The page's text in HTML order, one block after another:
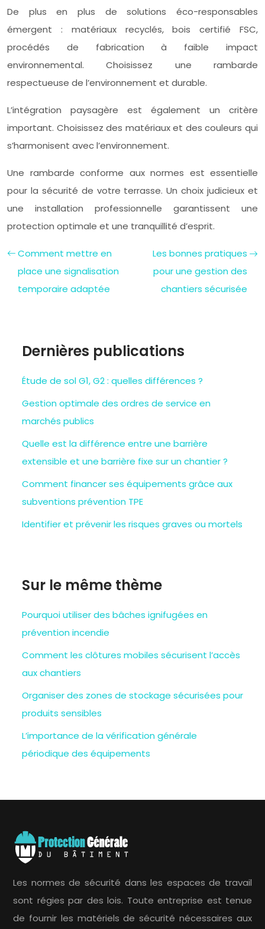
De plus en plus de solutions éco-responsables
émergent : matériaux recyclés, bois certifié FSC,
procédés de fabrication à faible impact
environnemental. Choisissez une rambarde
respectueuse de l’environnement et durable.
L’intégration paysagère est également un critère
important. Choisissez des matériaux et des couleurs qui
s’harmonisent avec l’environnement.
Une rambarde conforme aux normes est essentielle
pour la sécurité de votre terrasse. Un choix judicieux et
une installation professionnelle garantissent une
protection optimale et une tranquillité d’esprit.
Comment mettre en
place une signalisation
temporaire adaptée
Les bonnes pratiques
pour une gestion des
chantiers sécurisée
Dernières publications
Étude de sol G1, G2 : quelles différences ?
Gestion optimale des ordres de service en
marchés publics
Quelle est la différence entre une barrière
extensible et une barrière fixe sur un chantier ?
Comment financer ses équipements grâce aux
subventions prévention TPE
Identifier et prévenir les risques graves ou mortels
Sur le même thème
Pourquoi utiliser des bâches ignifugées en
prévention incendie
Comment les clôtures mobiles sécurisent l’accès
aux chantiers
Organiser des zones de stockage sécurisées pour
produits sensibles
L’importance de la vérification générale
périodique des équipements
Les normes de sécurité dans les espaces de travail
sont régies par des lois. Toute entreprise est tenue
de fournir les matériels de sécurité nécessaires aux